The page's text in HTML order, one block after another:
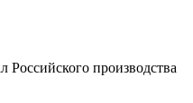
производства